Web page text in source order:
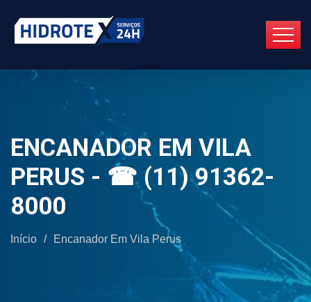
ENCANADOR EM VILA
PERUS - ☎ (11) 91362-
8000
Início / Encanador Em Vila Perus